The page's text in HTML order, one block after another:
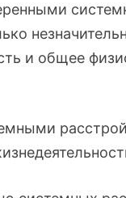
и общее